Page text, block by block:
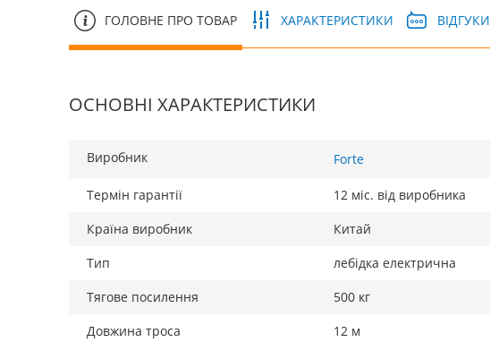
ГОЛОВНЕ ПРО ТОВАР ХАРАКТЕРИСТИКИ ВІДГУКИ
ОСНОВНІ ХАРАКТЕРИСТИКИ
Виробник Forte
Термін гарантії
12 міс. від виробника
Країна виробник
Китай
Тип
лебідка електрична
Тягове посилення
500 кг
Довжина троса
12 м